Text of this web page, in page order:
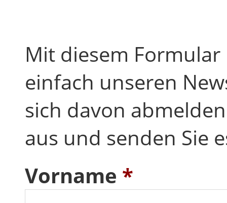
Mit diesem
einfach unseren
sich davon
aus und senden Sie
Vorname *